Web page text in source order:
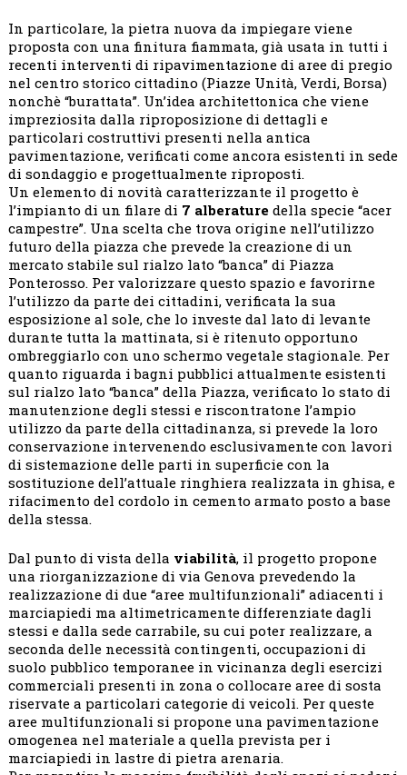
In particolare, la pietra nuova da impiegare viene
proposta con una finitura fiammata, già usata in tutti i
recenti interventi di ripavimentazione di aree di pregio
nel centro storico cittadino (Piazze Unità, Verdi, Borsa)
nonchè “burattata”. Un’idea architettonica che viene
impreziosita dalla riproposizione di dettagli e
particolari costruttivi presenti nella antica
pavimentazione, verificati come ancora esistenti in sede
di sondaggio e progettualmente riproposti.
Un elemento di novità caratterizzante il progetto è
l’impianto di un filare di 7 alberaturedella specie “acer
campestre”. Una scelta che trova origine nell’utilizzo
futuro della piazza che prevede la creazione di un
mercato stabile sul rialzo lato “banca” di Piazza
Ponterosso. Per valorizzare questo spazio e favorirne
l’utilizzo da parte dei cittadini, verificata la sua
esposizione al sole, che lo investe dal lato di levante
durante tutta la mattinata, si è ritenuto opportuno
ombreggiarlo con uno schermo vegetale stagionale. Per
quanto riguarda i bagni pubblici attualmente esistenti
sul rialzo lato “banca” della Piazza, verificato lo stato di
manutenzione degli stessi e riscontratone l’ampio
utilizzo da parte della cittadinanza, si prevede la loro
conservazione intervenendo esclusivamente con lavori
di sistemazione delle parti in superficie con la
sostituzione dell’attuale ringhiera realizzata in ghisa, e
rifacimento del cordolo in cemento armato posto a base
della stessa.
Dal punto di vista della viabilità, il progetto propone
una riorganizzazione di via Genova prevedendo la
realizzazione di due “aree multifunzionali” adiacenti i
marciapiedi ma altimetricamente differenziate dagli
stessi e dalla sede carrabile, su cui poter realizzare, a
seconda delle necessità contingenti, occupazioni di
suolo pubblico temporanee in vicinanza degli esercizi
commerciali presenti in zona o collocare aree di sosta
riservate a particolari categorie di veicoli. Per queste
aree multifunzionali si propone una pavimentazione
omogenea nel materiale a quella prevista per i
marciapiedi in lastre di pietra arenaria.